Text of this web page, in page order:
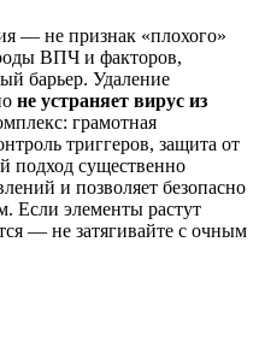
— не признак «плохого»
ВПЧ и факторов,
барьер. Удаление
не устраняет вирус из
грамотная
триггеров, защита от
подход существенно
и позволяет безопасно
Если элементы растут
— не затягивайте с очным